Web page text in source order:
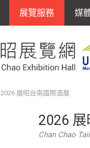
展覽服務 媒
2026 展昭台南國際酒展
2026
Chan Chao